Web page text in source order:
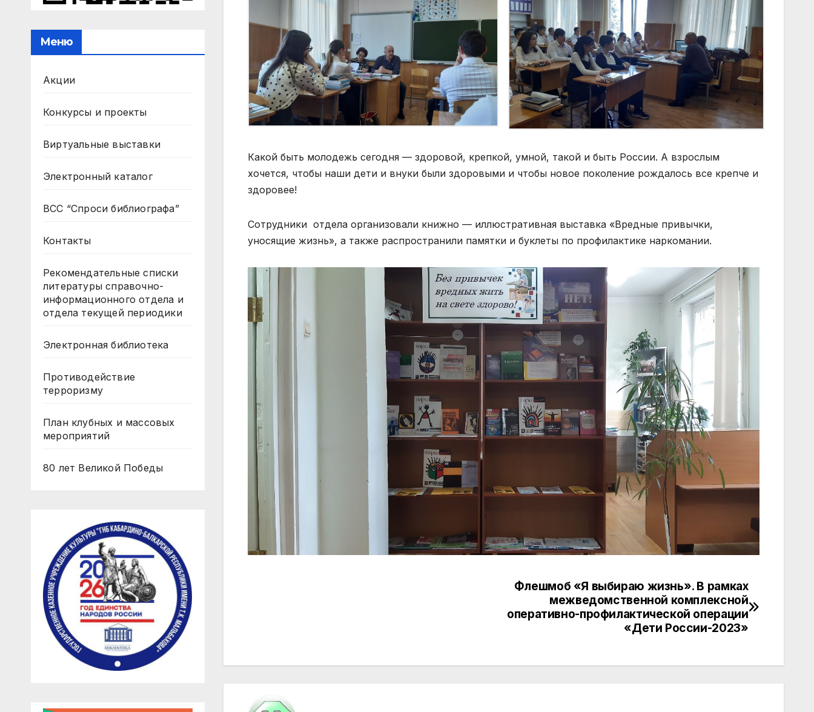
Меню
Акции
Конкурсы и проекты
Виртуальные выставки
Электронный каталог
ВСС “Спроси библиографа”
Контакты
Рекомендательные списки
литературы справочно-
информационного отдела и
отдела текущей периодики
Электронная библиотека
Противодействие
терроризму
План клубных и массовых
мероприятий
80 лет Великой Победы
Какой быть молодежь сегодня — здоровой, крепкой, умной, такой и быть России. А взрослым
хочется, чтобы наши дети и внуки были здоровыми и чтобы новое поколение рождалось все крепче и
здоровее!
Сотрудники отдела организовали книжно — иллюстративная выставка «Вредные привычки,
уносящие жизнь», а также распространили памятки и буклеты по профилактике наркомании.
Флешмоб «Я выбираю жизнь». В рамках
межведомственной комплексной
оперативно-профилактической операции
«Дети России-2023»